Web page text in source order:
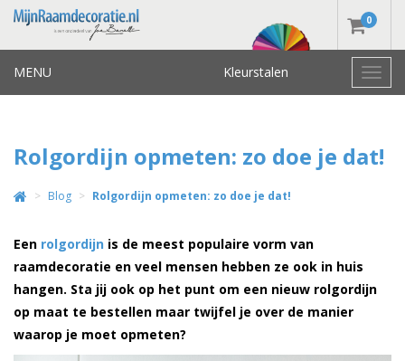
0
MENU Kleurstalen
Rolgordijn opmeten: zo doe je dat!
Blog Rolgordijn opmeten: zo doe je dat!
Een rolgordijn is de meest populaire vorm van
raamdecoratie en veel mensen hebben ze ook in huis
hangen. Sta jij ook op het punt om een nieuw rolgordijn
op maat te bestellen maar twijfel je over de manier
waarop je moet opmeten?